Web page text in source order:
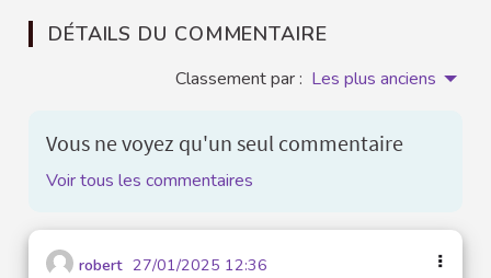
DÉTAILS DU COMMENTAIRE
Classement par : Les plus anciens
Vous ne voyez qu'un seul commentaire
Voir tous les commentaires
robert 27/01/2025 12:36